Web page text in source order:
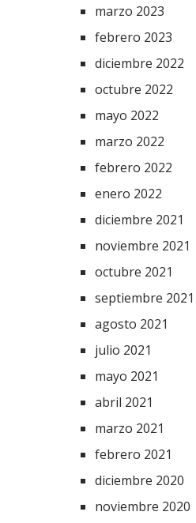
marzo 2023
febrero 2023
diciembre 2022
octubre 2022
mayo 2022
marzo 2022
febrero 2022
enero 2022
diciembre 2021
noviembre 2021
octubre 2021
septiembre 2021
agosto 2021
julio 2021
mayo 2021
abril 2021
marzo 2021
febrero 2021
diciembre 2020
noviembre 2020